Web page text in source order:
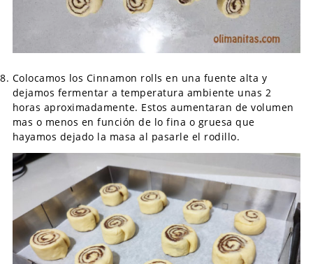
Colocamos los Cinnamon rolls en una fuente alta y
dejamos fermentar a temperatura ambiente unas 2
horas aproximadamente. Estos aumentaran de volumen
mas o menos en función de lo fina o gruesa que
hayamos dejado la masa al pasarle el rodillo.